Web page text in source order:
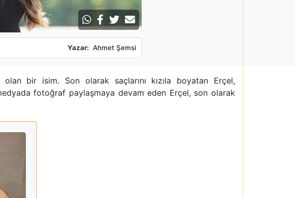
Yazar: Ahmet Şemsi
bir isim. Son olarak saçlarını kızıla boyatan Erçel,
fotoğraf paylaşmaya devam eden Erçel, son olarak